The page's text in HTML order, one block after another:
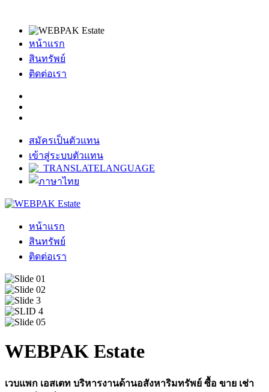
หน้าแรก
สินทรัพย์
ติดต่อเรา
สมัครเป็นตัวแทน
เข้าสู่ระบบตัวแทน
หน้าแรก
สินทรัพย์
ติดต่อเรา
WEBPAK Estate
เวบแพก เอสเตท บริหารงานด้านอสังหาริมทรัพย์ ซื้อ ขาย เช่า